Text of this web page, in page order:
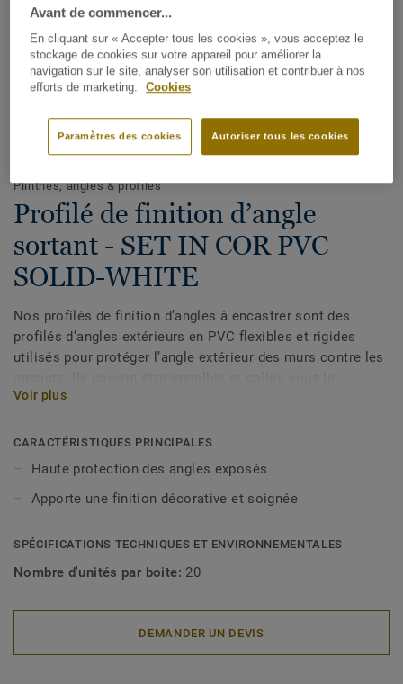
Voir tous les décors (5)
Plinthes, angles & profilés
Profilé de finition d’angle
sortant - SET IN COR PVC
SOLID-WHITE
Nos profilés de finition d’angles à encastrer sont des
profilés d’angles extérieurs en PVC flexibles et rigides
utilisés pour protéger l’angle extérieur des murs contre les
revêtement mural. Les profilés flexibles sont spécialement
installation facile.
Voir plus
CARACTÉRISTIQUES PRINCIPALES
Haute protection des angles exposés
Apporte une finition décorative et soignée
SPÉCIFICATIONS TECHNIQUES ET ENVIRONNEMENTALES
Nombre d'unités par boite: 20
DEMANDER UN DEVIS
Avant de commencer...
En cliquant sur « Accepter tous les cookies », vous acceptez le
stockage de cookies sur votre appareil pour améliorer la
navigation sur le site, analyser son utilisation et contribuer à nos
efforts de marketing.
Cookies
Autoriser tous les cookies
Paramètres des cookies